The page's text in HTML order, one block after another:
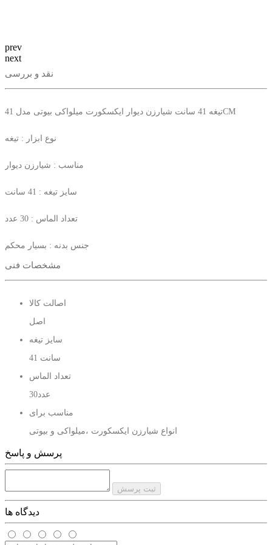
prev
next
نقد و بررسی
تیغه 41 سانت شیارزن دیوار ایکسکورت میلواکی بیوتی مدل 41CM
نوع ابزار : تیغه
مناسب : شیارزن دیوار
سایز تیغه : 41 سانت
تعداد الماس : 30 عدد
جنس بدنه : بسیار محکم
مقاوم در برابر : فشار و زنگ زدگی
قابلیت برش : بتن . دیوار . اسفالت . سنگ
مشخصات فنی
اصالت کالا
اصل
سایز تیغه
41 سانت
تعداد الماس
30عدد
مناسب برای
انواع شیارزن ایکسکورت ،میلواکی و بیوتی
پرسش و پاسخ
ثبت پرسش
دیدگاه ها